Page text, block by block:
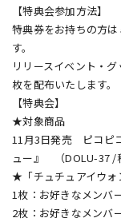
【特典会参加方法】
特典券をお持ちの方
す。
リリースイベント・
枚を配布いたします。
【特典会】
★対象商品
11月3日発売 ピコピ
ュー』 （DOLU-37 /
★「チュチュアイウォ
1枚：お好きなメンバ
2枚：お好きなメンバ